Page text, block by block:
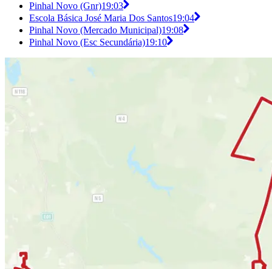
Pinhal Novo (Gnr)19:03
Escola Básica José Maria Dos Santos19:04
Pinhal Novo (Mercado Municipal)19:08
Pinhal Novo (Esc Secundária)19:10